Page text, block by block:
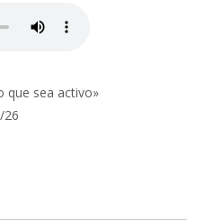
que sea activo»
26